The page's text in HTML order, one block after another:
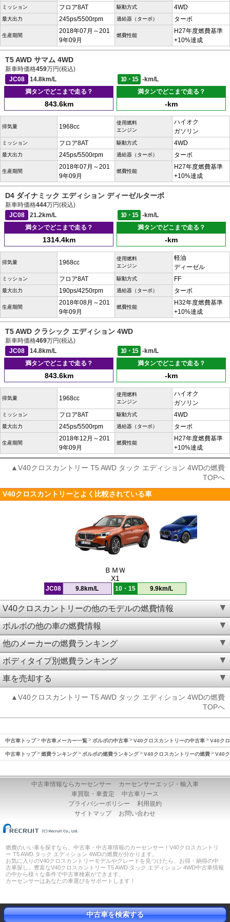
ミッション フロア8AT 駆動方式 4WD
最大出力 245ps/5500rpm 過給器（ターボ） ターボ
生産期間
2018年07月～201
9年09月
燃費性能
H27年度燃費基準
+10%達成
T5 AWD サマム 4WD
新車時価格459万円(税込)
JC08
14.8km/L 10・15
-km/L
満タンでどこまで走る？
843.6km
満タンでどこまで走る？
-km
排気量 1968cc
使用燃料
エンジン
ハイオク
ガソリン
ミッション フロア8AT 駆動方式 4WD
最大出力 245ps/5500rpm 過給器（ターボ） ターボ
生産期間
2018年07月～201
9年09月
燃費性能
H27年度燃費基準
+10%達成
D4 ダイナミック エディション ディーゼルターボ
新車時価格444万円(税込)
JC08
21.2km/L 10・15
-km/L
満タンでどこまで走る？
1314.4km
満タンでどこまで走る？
-km
排気量 1968cc
使用燃料
エンジン
軽油
ディーゼル
ミッション フロア8AT 駆動方式 FF
最大出力 190ps/4250rpm 過給器（ターボ） ターボ
生産期間
2018年08月～201
9年09月
燃費性能
H32年度燃費基準
+10%達成
T5 AWD クラシック エディション 4WD
新車時価格469万円(税込)
JC08
14.8km/L 10・15
-km/L
満タンでどこまで走る？
843.6km
満タンでどこまで走る？
-km
排気量 1968cc
使用燃料
エンジン
ハイオク
ガソリン
ミッション フロア8AT 駆動方式 4WD
最大出力 245ps/5500rpm 過給器（ターボ） ターボ
生産期間
2018年12月～201
9年09月
燃費性能
H27年度燃費基準
+10%達成
▲V40クロスカントリー T5 AWD タック エディション 4WDの燃費
TOPへ
V40クロスカントリーとよく比較されている車
ＢＭＷ
X1
JC08 9.8km/L 10・15 9.9km/L
V40クロスカントリーの他のモデルの燃費情報
ボルボの他の車の燃費情報
他のメーカーの燃費ランキング
ボディタイプ別燃費ランキング
車を売却する
▲V40クロスカントリー T5 AWD タック エディション 4WDの燃費
TOPへ
中古車トップ 中古車メーカー一覧 ボルボの中古車 V40クロスカントリーの中古車 V40ク
中古車トップ 燃費ランキング ボルボの燃費ランキング V40クロスカントリーの燃費 V40
中古車情報ならカーセンサー
カーセンサーエッジ・輸入車
車買取・車査定
中古車リース
プライバシーポリシー
利用規約
サイトマップ
お問い合わせ
燃費のいい車を探すなら、中古車・中古車情報のカーセンサー！V40クロスカントリ
ー T5 AWD タック エディション 4WDの燃費が分かります。
お気に入りのV40クロスカントリーモデルやグレードを見つけたら、お得・納得の中
古車探し。豊富なV40クロスカントリー T5 AWD タック エディション 4WD中古車情報
の中から様々な条件で中古車検索ができます。
カーセンサーはあなたの車選びをサポートします！
中古車を検索する